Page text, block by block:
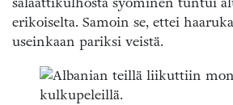
erikoiselta. Samoin se, ettei
useinkaan pariksi veistä.